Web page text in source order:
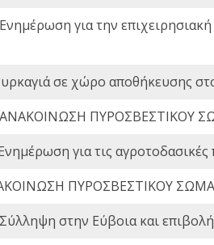
Ενημέρωση για την
σε χώρο αποθήκευσης
ΑΝΑΚΟΙΝΩΣΗ ΠΥΡΟΣΒΕΣΤΙΚΟΥ
για τις
ΠΥΡΟΣΒΕΣΤΙΚΟΥ
Σύλληψη στην Εύβοια και